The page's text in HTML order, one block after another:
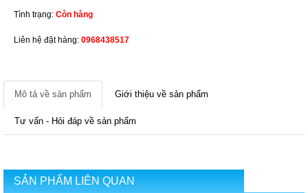
Tình trạng: Còn hàng
Liên hệ đặt hàng: 0968438517
Mô tả về sản phẩm Giới thiệu về sản phẩm
Tư vấn - Hỏi đáp về sản phẩm
SẢN PHẨM LIÊN QUAN